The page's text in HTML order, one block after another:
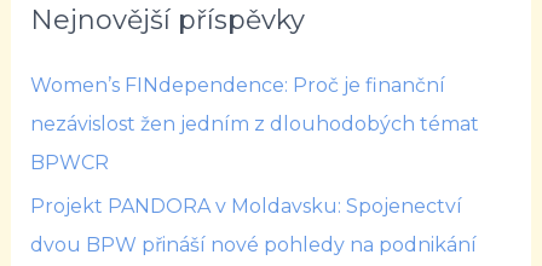
Nejnovější příspěvky
Women’s FINdependence: Proč je finanční
nezávislost žen jedním z dlouhodobých témat
BPWCR
Projekt PANDORA v Moldavsku: Spojenectví
dvou BPW přináší nové pohledy na podnikání